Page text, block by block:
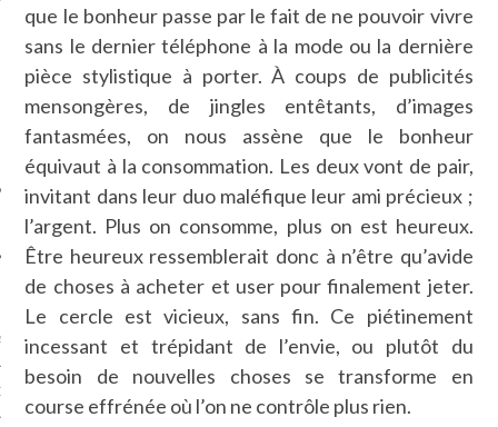
SUIVEZ-NOUS
CARAVELLE
CARAVELLE
PODCAST
que le bonheur passe par le fait de ne pouvoir vivre
sans le dernier téléphone à la mode ou la dernière
pièce stylistique à porter. À coups de publicités
mensongères, de jingles entêtants, d’images
fantasmées, on nous assène que le bonheur
équivaut à la consommation. Les deux vont de pair,
invitant dans leur duo maléfique leur ami précieux ;
l’argent. Plus on consomme, plus on est heureux.
Être heureux ressemblerait donc à n’être qu’avide
de choses à acheter et user pour finalement jeter.
Le cercle est vicieux, sans fin. Ce piétinement
incessant et trépidant de l’envie, ou plutôt du
besoin de nouvelles choses se transforme en
course effrénée où l’on ne contrôle plus rien.